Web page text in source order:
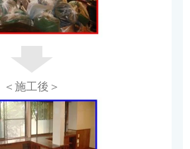
＜施工後＞